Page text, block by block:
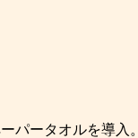
パータオルを導入。